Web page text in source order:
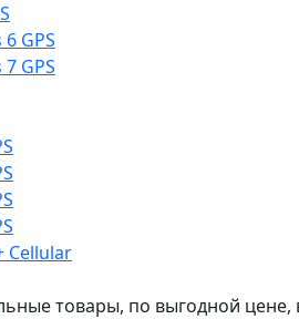
GPS
GPS
Cellular
товары, по выгодной цене,